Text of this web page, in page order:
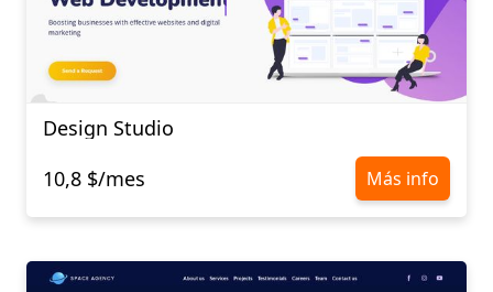
Design Studio
10,8 $/mes
Más info